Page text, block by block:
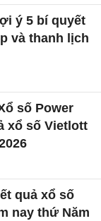
ý 5 bí quyết
và thanh lịch
số Power
xổ số Vietlott
quả xổ số
nay thứ Năm